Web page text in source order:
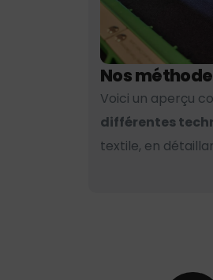
Nos
Voici un aperçu
différentes
textile, en